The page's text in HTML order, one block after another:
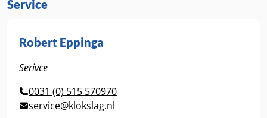
Service
Robert Eppinga
Serivce
0031 (0) 515 570970
service@klokslag.nl